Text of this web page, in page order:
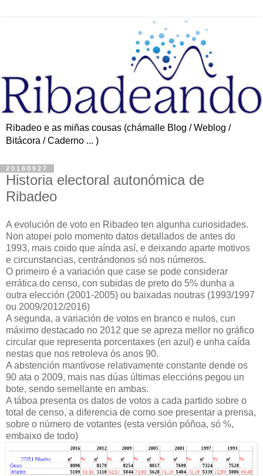
Ribadeo e as miñas cousas (chámalle Blog / Weblog /
Bitácora / Caderno ... )
20160927
Historia electoral autonómica de
Ribadeo
A evolución de voto en Ribadeo ten algunha curiosidades.
Non atopei polo momento datos detallados de antes do
1993, mais coido que aínda así, e deixando aparte motivos
e circunstancias, centrándonos só nos números.
O primeiro é a variación que case se pode considerar
errática do censo, con subidas de preto do 5% dunha a
outra elección (2001-2005) ou baixadas noutras (1993/1997
ou 2009/2012/2016)
A segunda, a variación de votos en branco e nulos, cun
máximo destacado no 2012 que se apreza mellor no gráfico
circular que representa porcentaxes (en azul) e unha caída
nestas que nos retroleva ós anos 90.
A abstención mantívose relativamente constante dende os
90 ata o 2009, mais nas dúas últimas eleccións pegou un
bote, sendo semellante en ambas.
A táboa presenta os datos de votos a cada partido sobre o
total de censo, a diferencia de como soe presentar a prensa,
sobre o número de votantes (esta versión póñoa, só %,
embaixo de todo)